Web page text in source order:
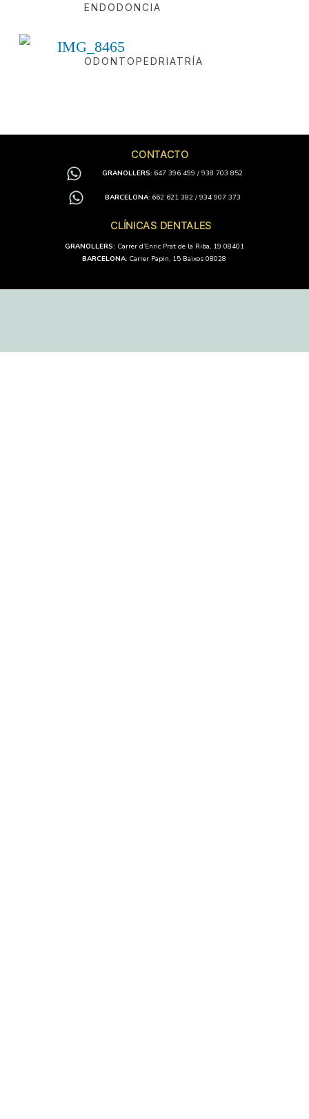
ENDODONCIA
ODONTOPEDRIATRÍA
CONTACTO
GRANOLLERS: 647 396 499 / 938 703 852
BARCELONA: 662 621 382 / 934 907 373
CLÍNICAS DENTALES
GRANOLLERS: Carrer d’Enric Prat de la Riba, 19 08401
BARCELONA: Carrer Papin, 15 Baixos 08028